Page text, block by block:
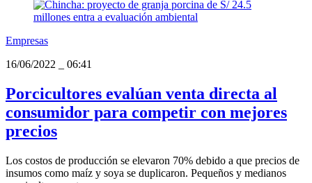
Empresas
16/06/2022
06:41
Porcicultores evalúan venta directa al
consumidor para competir con mejores
precios
Los costos de producción se elevaron 70% debido a que precios de
insumos como maíz y soya se duplicaron. Pequeños y medianos